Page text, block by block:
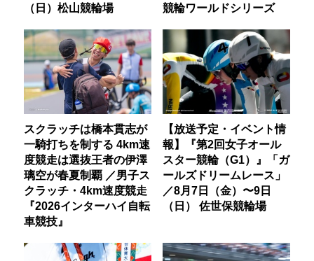
（日）松山競輪場
競輪ワールドシリーズ
スクラッチは橋本貫志が
一騎打ちを制する 4km速
度競走は選抜王者の伊澤
璃空が春夏制覇 ／男子ス
クラッチ・4km速度競走
『2026インターハイ自転
車競技』
【放送予定・イベント情
報】『第2回女子オール
スター競輪（G1）』「ガ
ールズドリームレース」
／8月7日（金）〜9日
（日） 佐世保競輪場